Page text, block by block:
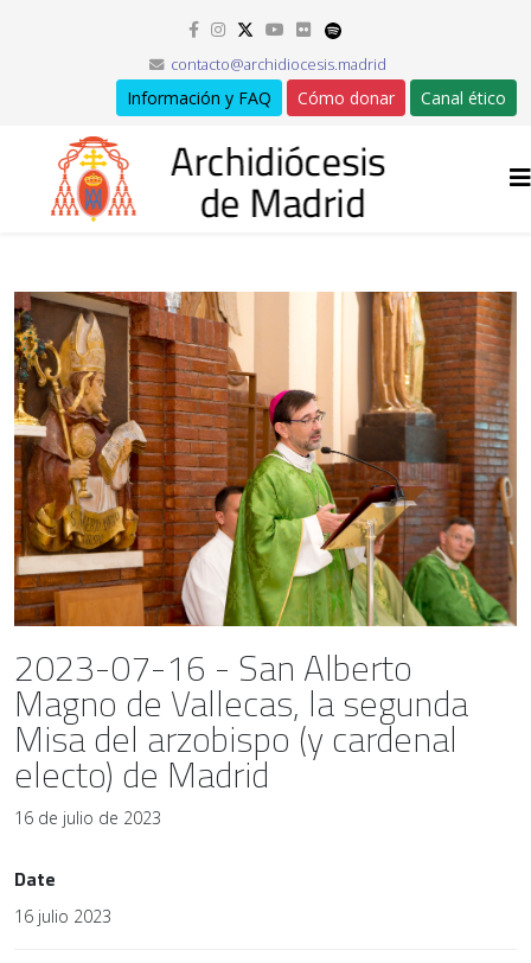
contacto@archidiocesis.madrid
Información y FAQ Cómo donar Canal ético
2023-07-16 - San Alberto
Magno de Vallecas, la segunda
Misa del arzobispo (y cardenal
electo) de Madrid
16 de julio de 2023
Date
16 julio 2023